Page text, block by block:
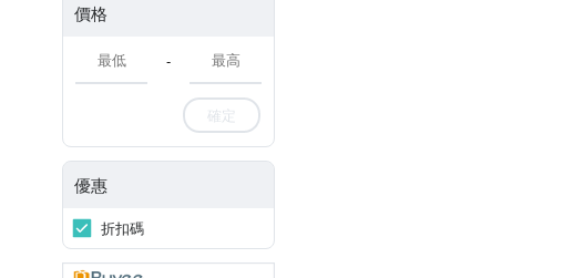
價格
-
確定
優惠
折扣碼